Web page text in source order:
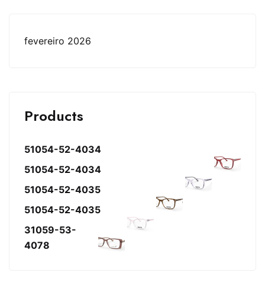
fevereiro 2026
Products
51054-52-4034
51054-52-4034
51054-52-4035
51054-52-4035
31059-53-
4078